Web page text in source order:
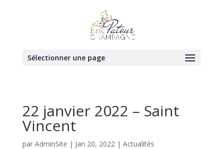
Sélectionner une page
22 janvier 2022 – Saint
Vincent
par AdminSite | Jan 20, 2022| Actualités